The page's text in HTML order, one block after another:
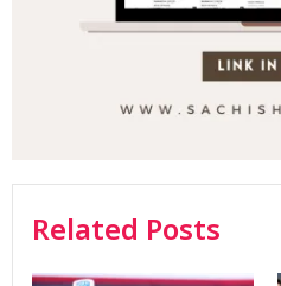
Related Posts